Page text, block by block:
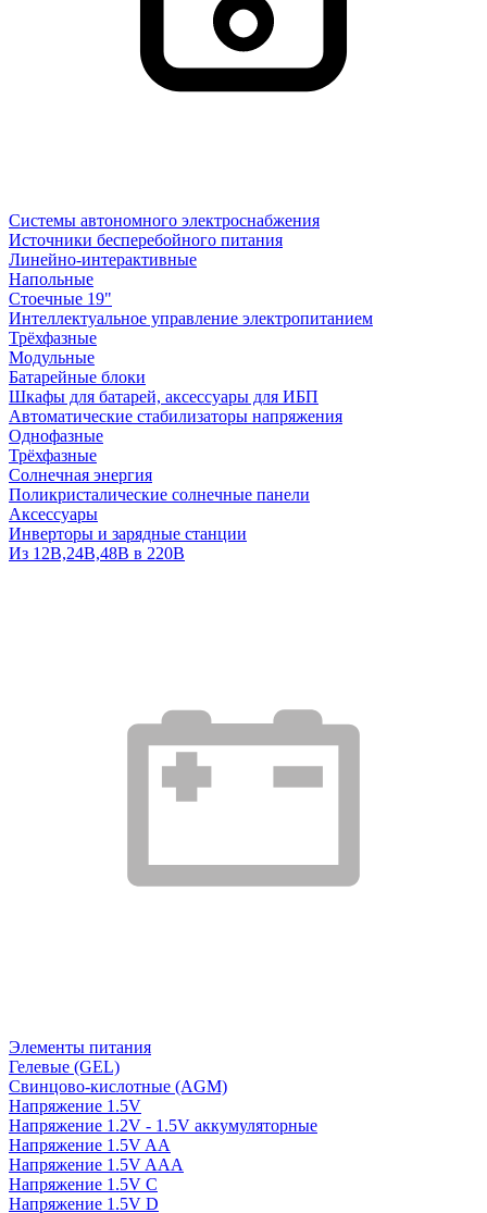
Системы автономного электроснабжения
Источники бесперебойного питания
Линейно-интерактивные
Напольные
Стоечные 19"
Интеллектуальное управление электропитанием
Трёхфазные
Модульные
Батарейные блоки
Шкафы для батарей, аксессуары для ИБП
Автоматические стабилизаторы напряжения
Однофазные
Трёхфазные
Солнечная энергия
Поликристалические солнечные панели
Аксессуары
Инверторы и зарядные станции
Из 12В,24В,48В в 220В
Элементы питания
Гелевые (GEL)
Свинцово-кислотные (AGM)
Напряжение 1.5V
Напряжение 1.2V - 1.5V аккумуляторные
Напряжение 1.5V AA
Напряжение 1.5V AAA
Напряжение 1.5V C
Напряжение 1.5V D